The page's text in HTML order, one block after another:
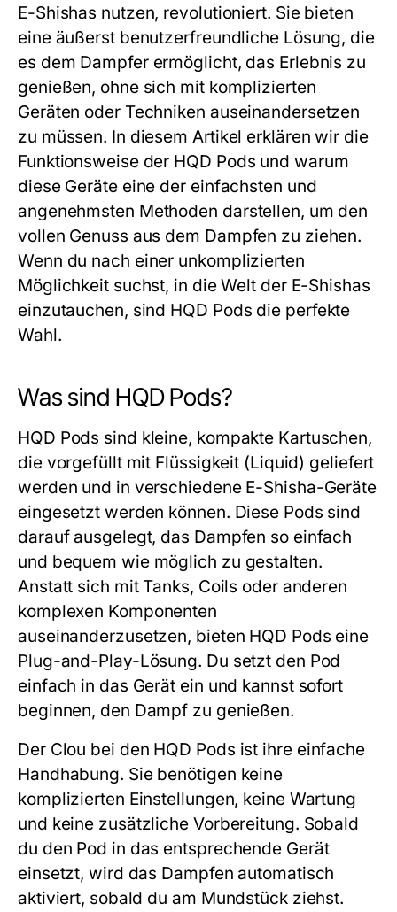
E-Shishas nutzen, revolutioniert. Sie bieten
eine äußerst benutzerfreundliche Lösung, die
es dem Dampfer ermöglicht, das Erlebnis zu
genießen, ohne sich mit komplizierten
Geräten oder Techniken auseinandersetzen
zu müssen. In diesem Artikel erklären wir die
Funktionsweise der HQD Pods und warum
diese Geräte eine der einfachsten und
angenehmsten Methoden darstellen, um den
vollen Genuss aus dem Dampfen zu ziehen.
Wenn du nach einer unkomplizierten
Möglichkeit suchst, in die Welt der E-Shishas
einzutauchen, sind HQD Pods die perfekte
Wahl.
Was sind HQD Pods?
HQD Pods sind kleine, kompakte Kartuschen,
die vorgefüllt mit Flüssigkeit (Liquid) geliefert
werden und in verschiedene E-Shisha-Geräte
eingesetzt werden können. Diese Pods sind
darauf ausgelegt, das Dampfen so einfach
und bequem wie möglich zu gestalten.
Anstatt sich mit Tanks, Coils oder anderen
komplexen Komponenten
auseinanderzusetzen, bieten HQD Pods eine
Plug-and-Play-Lösung. Du setzt den Pod
einfach in das Gerät ein und kannst sofort
beginnen, den Dampf zu genießen.
Der Clou bei den HQD Pods ist ihre einfache
Handhabung. Sie benötigen keine
komplizierten Einstellungen, keine Wartung
und keine zusätzliche Vorbereitung. Sobald
du den Pod in das entsprechende Gerät
einsetzt, wird das Dampfen automatisch
aktiviert, sobald du am Mundstück ziehst.